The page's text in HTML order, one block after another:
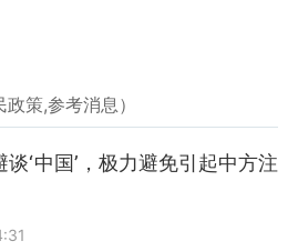
策,参考消息）
‘中国’，极力避免引起中方注